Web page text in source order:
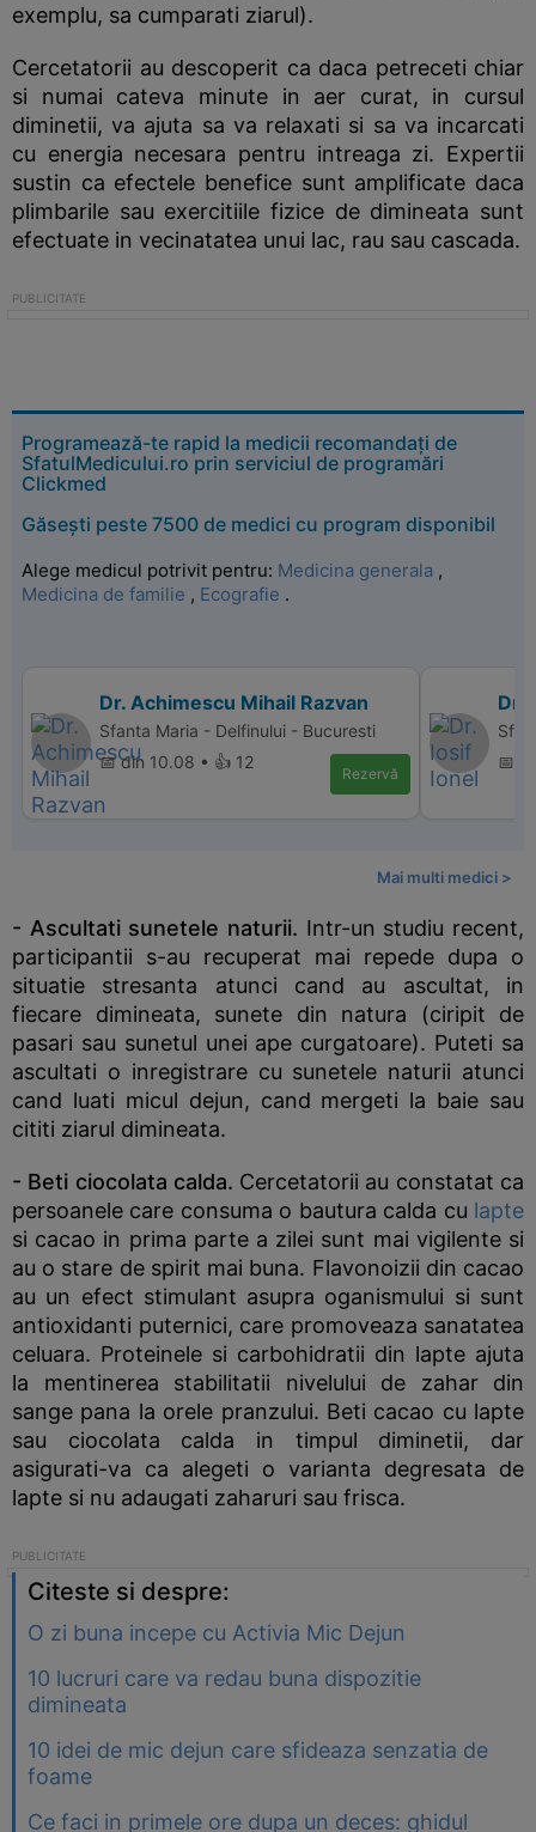
exemplu, sa cumparati ziarul).
Cercetatorii au descoperit ca daca petreceti chiar
si numai cateva minute in aer curat, in cursul
diminetii, va ajuta sa va relaxati si sa va incarcati
cu energia necesara pentru intreaga zi. Expertii
sustin ca efectele benefice sunt amplificate daca
plimbarile sau exercitiile fizice de dimineata sunt
efectuate in vecinatatea unui lac, rau sau cascada.
Programează-te rapid la medicii recomandați de
SfatulMedicului.ro prin serviciul de programări
Clickmed
Găsești peste 7500 de medici cu program disponibil
Alege medicul potrivit pentru: Medicina generala ,
Medicina de familie , Ecografie .
Dr. Achimescu Mihail Razvan
Sfanta Maria - Delfinului - Bucuresti
📅 din 10.08 • 👍 12
Rezervă
Dr.
📅
Mai multi medici >
- Ascultati sunetele naturii. Intr-un studiu recent,
participantii s-au recuperat mai repede dupa o
situatie stresanta atunci cand au ascultat, in
fiecare dimineata, sunete din natura (ciripit de
pasari sau sunetul unei ape curgatoare). Puteti sa
ascultati o inregistrare cu sunetele naturii atunci
cand luati micul dejun, cand mergeti la baie sau
cititi ziarul dimineata.
- Beti ciocolata calda. Cercetatorii au constatat ca
persoanele care consuma o bautura calda cu lapte
si cacao in prima parte a zilei sunt mai vigilente si
au o stare de spirit mai buna. Flavonoizii din cacao
au un efect stimulant asupra oganismului si sunt
antioxidanti puternici, care promoveaza sanatatea
celuara. Proteinele si carbohidratii din lapte ajuta
la mentinerea stabilitatii nivelului de zahar din
sange pana la orele pranzului. Beti cacao cu lapte
sau ciocolata calda in timpul diminetii, dar
asigurati-va ca alegeti o varianta degresata de
lapte si nu adaugati zaharuri sau frisca.
Citeste si despre:
O zi buna incepe cu Activia Mic Dejun
10 lucruri care va redau buna dispozitie
dimineata
10 idei de mic dejun care sfideaza senzatia de
foame
Ce faci in primele ore dupa un deces: ghidul